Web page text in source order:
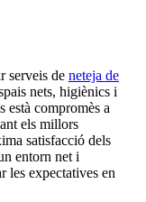
serveis de neteja de
nets, higiènics i
està compromès a
els millors
satisfacció dels
entorn net i
les expectatives en